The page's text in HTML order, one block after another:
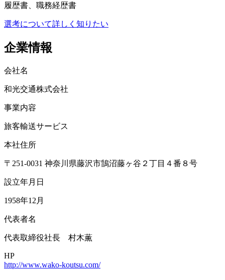
履歴書、職務経歴書
選考について詳しく知りたい
企業情報
会社名
和光交通株式会社
事業内容
旅客輸送サービス
本社住所
〒251-0031 神奈川県藤沢市鵠沼藤ヶ谷２丁目４番８号
設立年月日
1958年12月
代表者名
代表取締役社長 村木薫
HP
http://www.wako-koutsu.com/